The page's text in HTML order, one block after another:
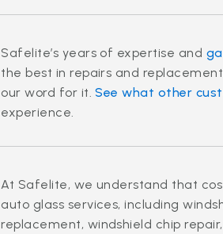
Safelite’s years of expertise and
the best in repairs and
our word for it.See what other
experience.
At Safelite, we understand that
auto glass services, including
replacement, windshield chip